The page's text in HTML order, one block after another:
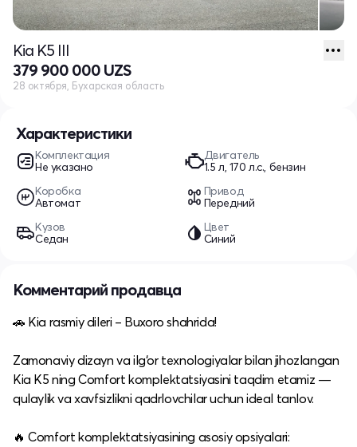
Характеристики
Комплектация
Не указано
Двигатель
1.5 л, 170 л.с., бензин
Коробка
Автомат
Привод
Передний
Кузов
Седан
Цвет
Синий
Kia K5 III
379 900 000 UZS
28 октября, Бухарская область
Комментарий продавца
🚗 Kia rasmiy dileri – Buxoro shahrida!
Zamonaviy dizayn va ilg‘or texnologiyalar bilan jihozlangan
Kia K5 ning Comfort komplektatsiyasini taqdim etamiz —
qulaylik va xavfsizlikni qadrlovchilar uchun ideal tanlov.​
🔥 Comfort komplektatsiyasining asosiy opsiyalari: